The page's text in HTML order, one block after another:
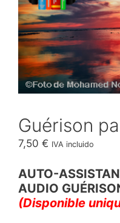
Guérison
7,50 € IVA incluido
AUTO-
AUDIO
(Disponible